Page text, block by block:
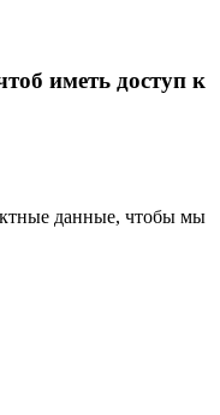
иметь доступ к
данные, чтобы мы